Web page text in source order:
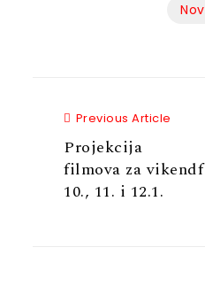
Previous Article
Projekcija
filmova za vikend
10., 11. i 12.1.